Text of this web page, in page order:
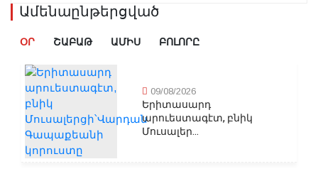
Ամենաընթերցված
ՕՐ ՇԱԲԱԹ ԱՄԻՍ ԲՈԼՈՐԸ
09/08/2026
Երիտասարդ
արուեստագէտ, բնիկ
Մուսալեր...